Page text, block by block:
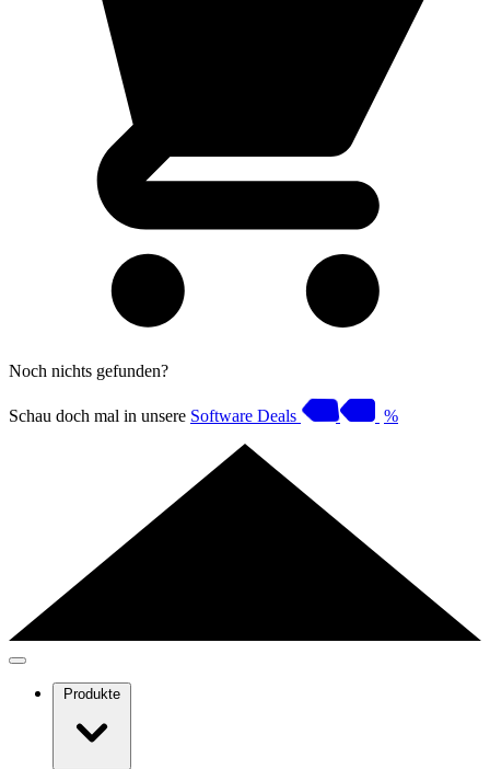
Noch nichts gefunden?
Schau doch mal in unsere Software Deals %
Produkte